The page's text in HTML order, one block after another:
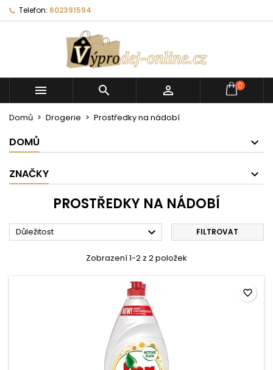
Telefon: 602391594
   0
Domů Drogerie Prostředky na nádobí
DOMŮ
ZNAČKY
PROSTŘEDKY NA NÁDOBÍ
Důležitost  FILTROVAT
Zobrazení 1-2 z 2 položek
favorite_border